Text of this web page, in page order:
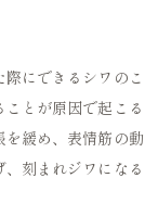
にできるシワのこ
とが原因で起こる
緩め、表情筋の動
刻まれジワになる